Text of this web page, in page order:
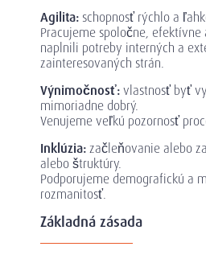
Agilita: schopnosť rýchlo a
Pracujeme spoločne,
naplnili potreby interných a
zainteresovaných strán.
Výnimočnosť:vlastnosť byť
mimoriadne dobrý.
Venujeme veľkú pozornosť
Inklúzia:začleňovanie alebo
alebo štruktúry.
Podporujeme demografickú a
rozmanitosť.
Základná zásada